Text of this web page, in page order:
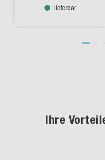
lieferbar
Ihre